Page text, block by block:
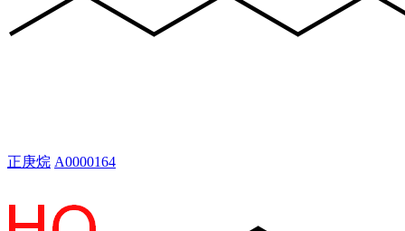
正庚烷 A0000164